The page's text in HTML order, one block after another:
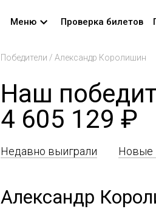
Меню Проверка билетов
Победители / Александр Королишин
Наш
4 605 129 ₽
Недавно выиграли Новые
Александр